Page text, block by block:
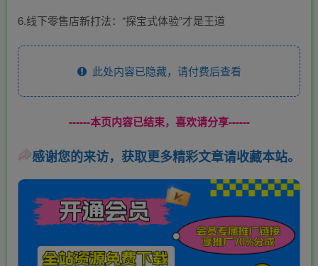
6.线下零售店新打法：“探宝式体验”才是王道
此处内容已隐藏，请付费后查看
------本页内容已结束，喜欢请分享------
感谢您的来访，获取更多精彩文章请收藏本站。